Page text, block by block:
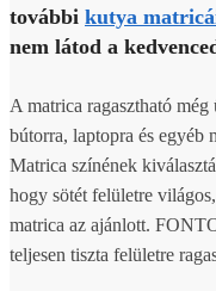
további kutya
nem látod a
A matrica ragasztható
bútorra, laptopra és egyéb
Matrica színének
hogy sötét felületre
matrica az ajánlott.
teljesen tiszta felületre